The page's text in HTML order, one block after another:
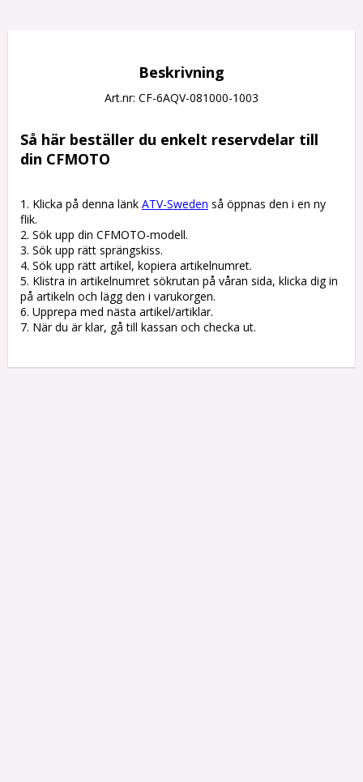
Beskrivning
Art.nr: CF-6AQV-081000-1003
Så här beställer du enkelt reservdelar till
din CFMOTO
1. Klicka på denna länk ATV-Sweden så öppnas den i en ny
flik.
2. Sök upp din CFMOTO-modell.
3. Sök upp rätt sprängskiss.
4. Sök upp rätt artikel, kopiera artikelnumret.
5. Klistra in artikelnumret sökrutan på våran sida, klicka dig in
på artikeln och lägg den i varukorgen.
6. Upprepa med nästa artikel/artiklar.
7. När du är klar, gå till kassan och checka ut.